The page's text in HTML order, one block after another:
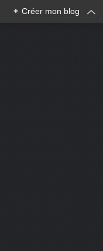
+ Créer mon blog